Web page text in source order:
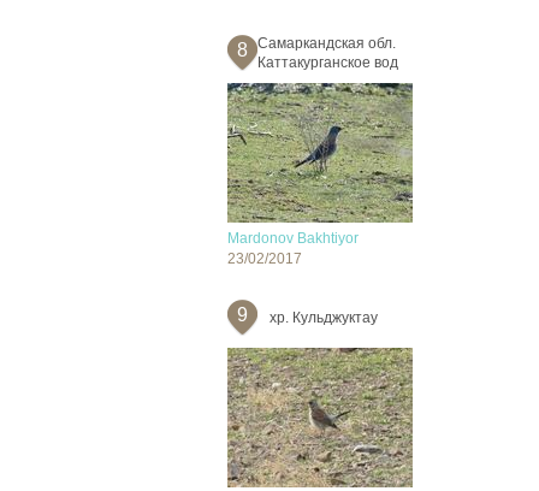
8
Самаркандская обл.
Каттакурганское вод
Mardonov Bakhtiyor
23/02/2017
9 хр. Кульджуктау